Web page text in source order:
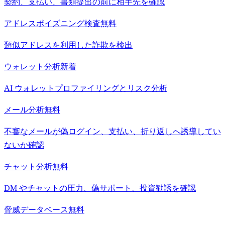
契約、支払い、書類提出の前に相手先を確認
アドレスポイズニング検査無料
類似アドレスを利用した詐欺を検出
ウォレット分析新着
AI ウォレットプロファイリングとリスク分析
メール分析無料
不審なメールが偽ログイン、支払い、折り返しへ誘導してい
ないか確認
チャット分析無料
DM やチャットの圧力、偽サポート、投資勧誘を確認
脅威データベース無料